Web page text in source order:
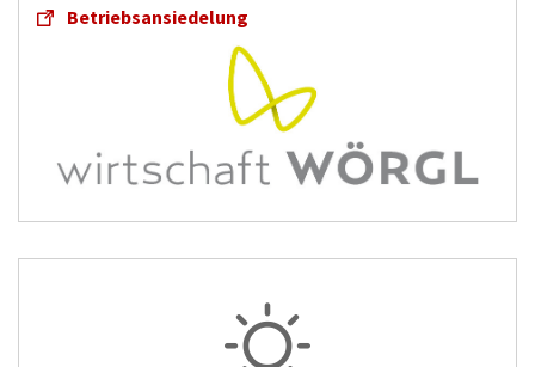
Betriebsansiedelung